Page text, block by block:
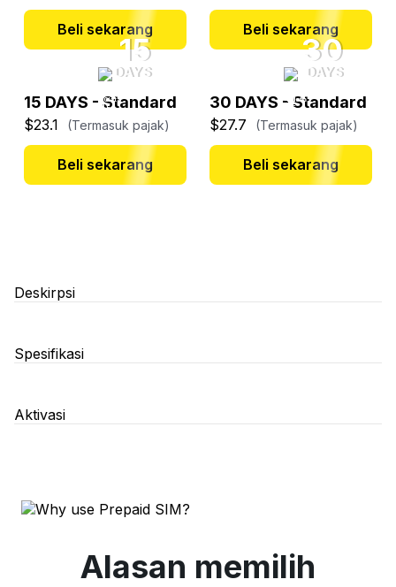
Beli sekarang Beli sekarang
15
DAYS
4G
LTE
data
15 DAYS - Standard
$23.1 (Termasuk pajak)
Beli sekarang
30
DAYS
4G
LTE
data
30 DAYS - Standard
$27.7 (Termasuk pajak)
Beli sekarang
Deskirpsi
Spesifikasi
Aktivasi
Alasan memilih